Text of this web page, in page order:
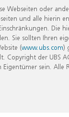
oder
und alle hierin
Die
Sie sollten Ihren
(www.ubs.com)
der UBS
sein. Alle